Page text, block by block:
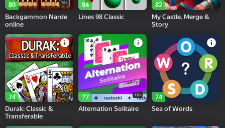
80 16+
Backgammon Narde
online
84
Lines 98 Classic
82
My Castle. Merge &
Story
74 16+
Durak: Classic &
Transferable
77 16+
Alternation Solitaire
74
Sea of Words